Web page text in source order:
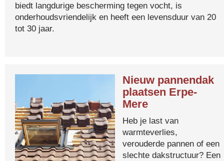
biedt langdurige bescherming tegen vocht, is
onderhoudsvriendelijk en heeft een levensduur van 20
tot 30 jaar.
Nieuw pannendak
plaatsen Erpe-
Mere
Heb je last van
warmteverlies,
verouderde pannen of een
slechte dakstructuur? Een